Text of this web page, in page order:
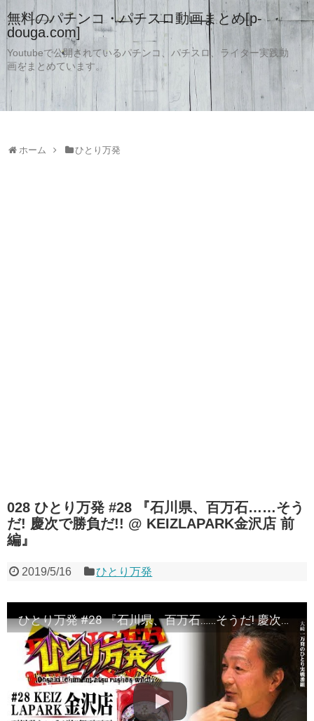
無料のパチンコ・パチスロ動画まとめ[p-
douga.com]
Youtubeで公開されているパチンコ、パチスロ、ライター実践動
画をまとめています。
ホーム ひとり万発
028 ひとり万発 #28 『石川県、百万石……そう
だ! 慶次で勝負だ!! @ KEIZLAPARK金沢店 前
編』
2019/5/16 ひとり万発
ひとり万発 #28 『石川県、百万石……そうだ! 慶次で勝負だ!! @ KEIZLAPARK金沢店 前編』《ぴーすとらいく》